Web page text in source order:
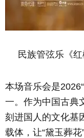
民族管弦乐《
本场音乐会是
一。作为中国古典
刻进国人的文化基
载体，让“黛玉葬